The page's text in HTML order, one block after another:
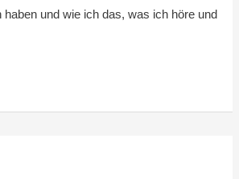
haben und wie ich das, was ich höre und